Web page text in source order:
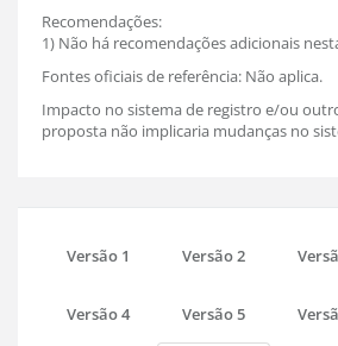
Recomendações:
1) Não há recomendações adicionais
Fontes oficiais de referência: Não aplica.
Impacto no sistema de registro e/ou
proposta não implicaria mudanças no
Versão 1 Versão 2
Versão 4 Versão 5